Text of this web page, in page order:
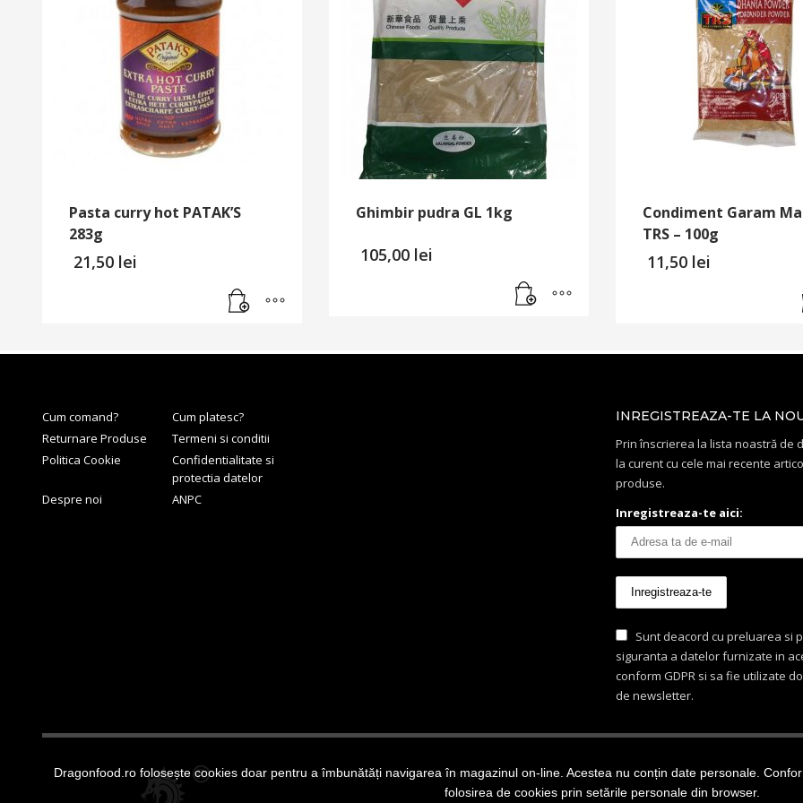
Pasta curry hot PATAK’S
283g
21,50 lei
Ghimbir pudra GL 1kg
105,00 lei
Condiment Garam
TRS – 100g
11,50 lei
Cum comand?
Cum platesc?
Returnare Produse
Termeni si conditii
Politica Cookie
Confidentialitate si
protectia datelor
Despre noi
ANPC
INREGISTREAZA-TE LA
Prin înscrierea la lista noastră de
la curent cu cele mai recente
produse.
Inregistreaza-te aici:
Sunt deacord cu preluarea si
siguranta a datelor furnizate in
conform GDPR si sa fie utilizate
de newsletter.
© 2022 Toate drepturile rezervate Dragon Food - marca inregistrata.
Dragonfood.ro folosește cookies doar pentru a îmbunătăți navigarea în magazinul on-line. Acestea nu conțin date personale.
folosirea de cookies prin setările personale din browser.